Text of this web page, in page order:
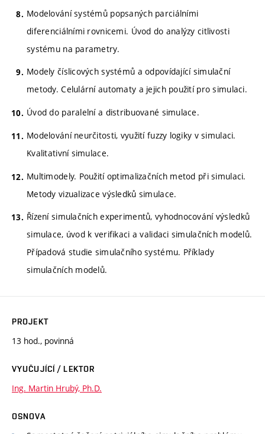
Modelování systémů popsaných parciálními
diferenciálními rovnicemi. Úvod do analýzy citlivosti
systému na parametry.
Modely číslicových systémů a odpovídající simulační
metody. Celulární automaty a jejich použití pro simulaci.
Úvod do paralelní a distribuované simulace.
Modelování neurčitosti, využití fuzzy logiky v simulaci.
Kvalitativní simulace.
Multimodely. Použití optimalizačních metod při simulaci.
Metody vizualizace výsledků simulace.
Řízení simulačních experimentů, vyhodnocování výsledků
simulace, úvod k verifikaci a validaci simulačních modelů.
Případová studie simulačního systému. Příklady
simulačních modelů.
PROJEKT
13 hod., povinná
VYUČUJÍCÍ / LEKTOR
Ing. Martin Hrubý, Ph.D.
OSNOVA